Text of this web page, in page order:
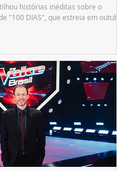
histórias inéditas sobre o
"100 DIAS", que estreia em